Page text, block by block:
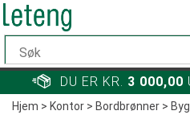
DU ER KR. 3 000,00
Hjem>Kontor>Bordbrønner>